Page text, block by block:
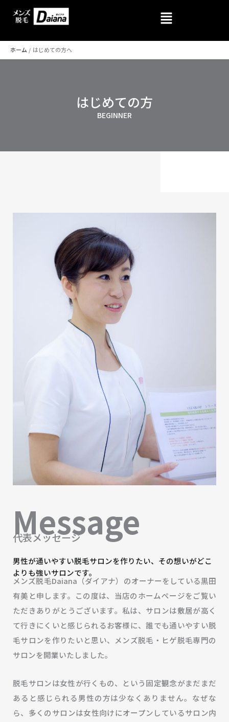
ホーム はじめての方へ
はじめての方
BEGINNER
Message
代表メッセージ
男性が通いやすい脱毛サロンを作りたい、その想いがどこ
よりも強いサロンです。
メンズ脱毛Daiana（ダイアナ）のオーナーをしている黒田
有美と申します。この度は、当店のホームページをご覧い
ただきありがとうございます。私は、サロンは敷居が高く
て行きにくいと感じられるお客様に、誰でも通いやすい脱
毛サロンを作りたいと思い、メンズ脱毛・ヒゲ脱毛専門の
サロンを開業いたしました。
脱毛サロンは女性が行くもの、という固定観念がまだまだ
あると感じられる男性の方は少なくありません。なぜな
ら、多くのサロンは女性向けにオープンしているサロン内